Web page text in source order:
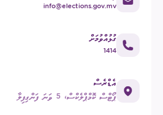
info@elections.gov.mv
ގުޅުއްވުމަށް
1414
އެޑްރެސް
ޕޯޓްސް ކޮމްޕްލެކްސް، 5 ވަނަ ފަންގިފިލާ